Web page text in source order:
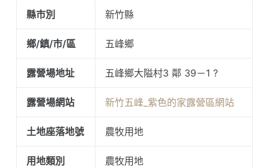
縣市別 新竹縣
鄉/鎮/市/區 五峰鄉
露營場地址 五峰鄉大隘村3 鄰 39－1 ?
露營場網站 新竹五峰_紫色的家露營區網站
土地座落地號 農牧用地
用地類別 農牧用地